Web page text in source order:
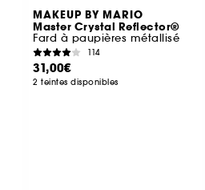
MAKEUP BY MARIO
Master Crystal Reflector®
Fard à paupières métallisé
114
31,00€
2 teintes disponibles